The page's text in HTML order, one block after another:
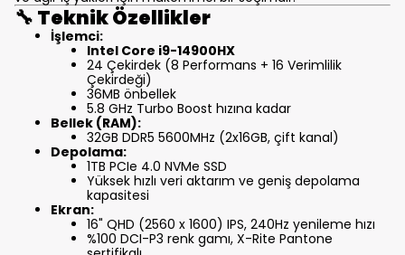
🔧 Teknik Özellikler
İşlemci:
Intel Core i9-14900HX
24 Çekirdek (8 Performans + 16 Verimlilik
Çekirdeği)
36MB önbellek
5.8 GHz Turbo Boost hızına kadar
Bellek (RAM):
32GB DDR5 5600MHz (2x16GB, çift kanal)
Depolama:
1TB PCIe 4.0 NVMe SSD
Yüksek hızlı veri aktarım ve geniş depolama
kapasitesi
Ekran:
16" QHD (2560 x 1600) IPS, 240Hz yenileme hızı
%100 DCI-P3 renk gamı, X-Rite Pantone